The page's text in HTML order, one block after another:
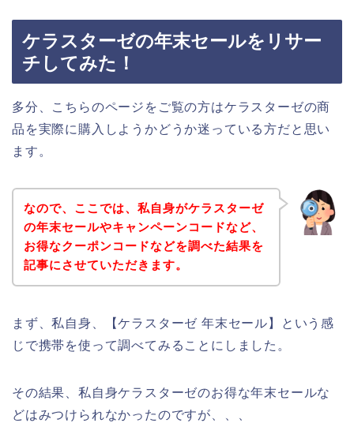
ケラスターゼの年末セールをリサー
チしてみた！
多分、こちらのページをご覧の方はケラスターゼの商
品を実際に購入しようかどうか迷っている方だと思い
ます。
なので、ここでは、私自身がケラスターゼ
の年末セールやキャンペーンコードなど、
お得なクーポンコードなどを調べた結果を
記事にさせていただきます。
まず、私自身、【ケラスターゼ 年末セール】という感
じで携帯を使って調べてみることにしました。
その結果、私自身ケラスターゼのお得な年末セールな
どはみつけられなかったのですが、、、